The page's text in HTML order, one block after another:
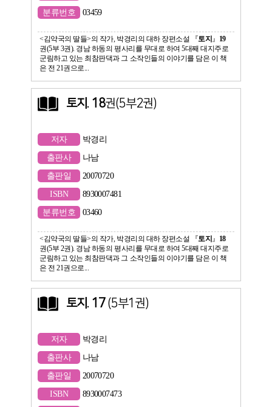
분류번호
03459
<김약국의 딸들>의 작가, 박경리의 대하 장편소설 『토지 』 19
권(5부 3권). 경남 하동의 평사리를 무대로 하여 5대째 대지주로
군림하고 있는 최참판댁과 그 소작인들의 이야기를 담은 이 책
은 전 21권으로...
토지 . 18권(5부2권)
저자
박경리
출판사
나남
출판일
20070720
ISBN
8930007481
분류번호
03460
<김약국의 딸들>의 작가, 박경리의 대하 장편소설 『토지 』 18
권(5부 2권). 경남 하동의 평사리를 무대로 하여 5대째 대지주로
군림하고 있는 최참판댁과 그 소작인들의 이야기를 담은 이 책
은 전 21권으로...
토지 . 17(5부1권)
저자
박경리
출판사
나남
출판일
20070720
ISBN
8930007473